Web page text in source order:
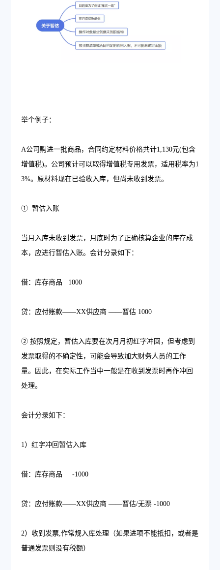
举个例子：
A公司购进一批商品，合同约定材料价格共计1,130元(包含
增值税)。公司预计可以取得增值税专用发票，适用税率为1
3%。原材料现在已验收入库，但尚未收到发票。
① 暂估入账
当月入库未收到发票，月底时为了正确核算企业的库存成
本，应进行暂估入账。会计分录如下：
借：库存商品 1000
贷：应付账款——XX供应商 ——暂估 1000
② 按照规定，暂估入库要在次月月初红字冲回，但考虑到
发票取得的不确定性，可能会导致加大财务人员的工作
量。因此，在实际工作当中一般是在收到发票时再作冲回
处理。
会计分录如下：
1）红字冲回暂估入库
借：库存商品 -1000
贷：应付账款——XX供应商 ——暂估/无票 -1000
2）收到发票,作常规入库处理（如果进项不能抵扣，或者是
普通发票则没有税额）